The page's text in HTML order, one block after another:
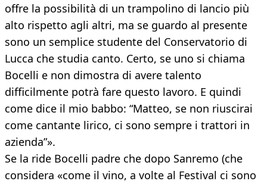
offre la possibilità di un trampolino di lancio più
alto rispetto agli altri, ma se guardo al presente
sono un semplice studente del Conservatorio di
Lucca che studia canto. Certo, se uno si chiama
Bocelli e non dimostra di avere talento
difficilmente potrà fare questo lavoro. E quindi
come dice il mio babbo: “Matteo, se non riuscirai
come cantante lirico, ci sono sempre i trattori in
azienda”».
Se la ride Bocelli padre che dopo Sanremo (che
considera «come il vino, a volte al Festival ci sono